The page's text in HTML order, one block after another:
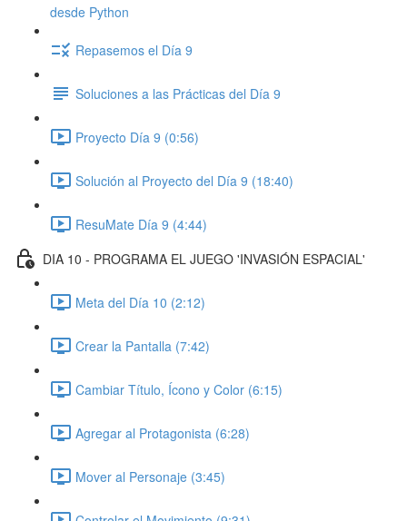
desde Python
Repasemos el Día 9
Soluciones a las Prácticas del Día 9
Proyecto Día 9 (0:56)
Solución al Proyecto del Día 9 (18:40)
ResuMate Día 9 (4:44)
DIA 10 - PROGRAMA EL JUEGO 'INVASIÓN ESPACIAL'
Meta del Día 10 (2:12)
Crear la Pantalla (7:42)
Cambiar Título, Ícono y Color (6:15)
Agregar al Protagonista (6:28)
Mover al Personaje (3:45)